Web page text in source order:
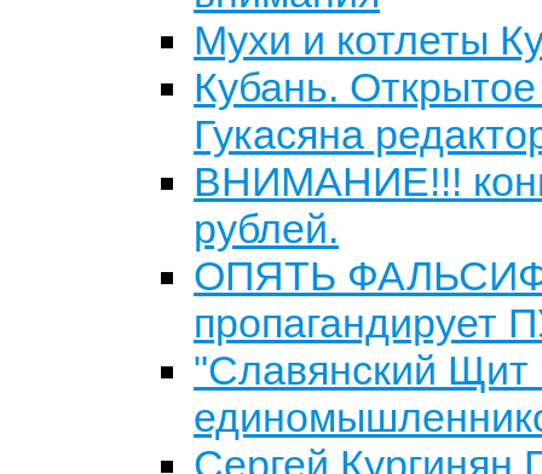
Мухи и котлеты
Кубань.
Гукасяна
ВНИМАНИЕ!!!
рублей.
ОПЯТЬ
"Славянский Щит
Сергей